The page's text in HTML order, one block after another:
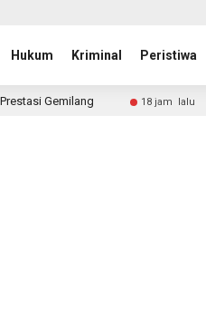
Hukum Kriminal Peristiwa
18 jam lalu Rehab Jembatan TMMD